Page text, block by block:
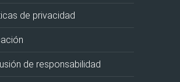
de privacidad
de responsabilidad